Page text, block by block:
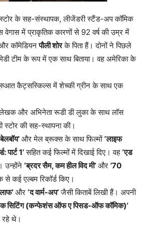
के सह-संस्थापक, लीजेंडरी स्टैंड-अप कॉमिक
वेगास में प्राकृतिक कारणों से 92 वर्ष की उम्र में
और कॉमेडियनपौली शोरके पिता हैं। दोनों ने पिछले
टीम के रूप में एक साथ बिताया। वह अमेरिका के
कैट्सस्किल्स में शेच्की ग्रीन के साथ एक
और अभिनेता रूडी डी लुका के साथ लॉस
स्टोर की सह-स्थापना की।
और मेल ब्रूक्स के साथ फिल्मों‘लाइफ
पार्ट 1’सहित कई फिल्मों में दिखाई दिए। वह‘एड
उन्होंने ‘ब्रदर सैम, कम हील विद मी’ और ’70
से कई एल्बम रिकॉर्ड किए।
और ‘द वार्म-अप’जैसी किताबें लिखी हैं। अपनी
सिटिंग (कन्फेशंस ऑफ ए पिसड-ऑफ कॉमिक)’
रहे थे।